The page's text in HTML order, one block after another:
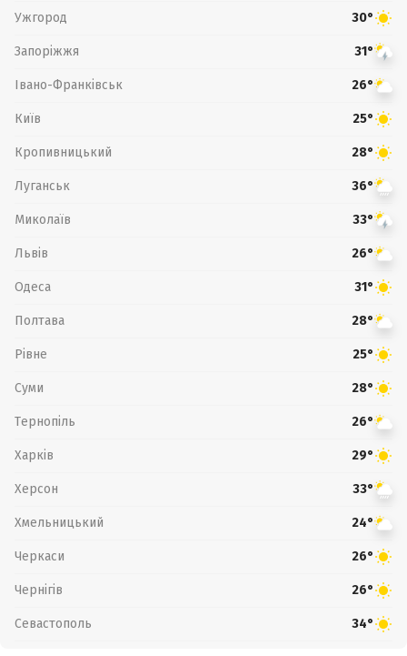
Ужгород 30°
Запоріжжя 31°
Івано-Франківськ 26°
Київ 25°
Кропивницький 28°
Луганськ 36°
Миколаїв 33°
Львів 26°
Одеса 31°
Полтава 28°
Рівне 25°
Суми 28°
Тернопіль 26°
Харків 29°
Херсон 33°
Хмельницький 24°
Черкаси 26°
Чернігів 26°
Севастополь 34°